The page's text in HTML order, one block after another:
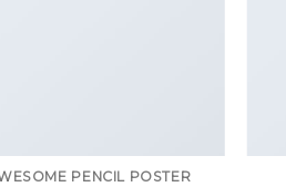
PENCIL POSTER